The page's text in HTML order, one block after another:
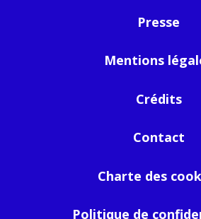
Presse
Mentions
Crédits
Contact
Charte des
Politique de